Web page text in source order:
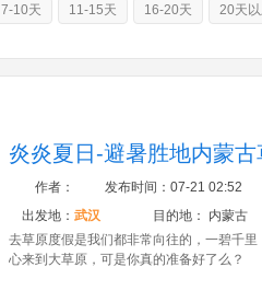
7-10天 11-15天 16-20天 20天
炎炎夏日-避暑胜地内蒙
作者： 发布时间： 07-21 02:52
出发地： 武汉 目的地：
内蒙古
去草原度假是我们都非常向往的，一碧千
心来到大草原，可是你真的准备好了么？